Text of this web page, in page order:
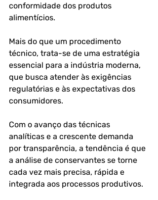
conformidade dos produtos
alimentícios.
Mais do que um procedimento
técnico, trata-se de uma estratégia
essencial para a indústria moderna,
que busca atender às exigências
regulatórias e às expectativas dos
consumidores.
Com o avanço das técnicas
analíticas e a crescente demanda
por transparência, a tendência é que
a análise de conservantes se torne
cada vez mais precisa, rápida e
integrada aos processos produtivos.